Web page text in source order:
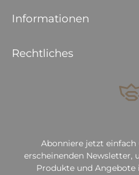
Informationen
Rechtliches
Abonniere jetzt
erscheinenden Newsletter,
Produkte und